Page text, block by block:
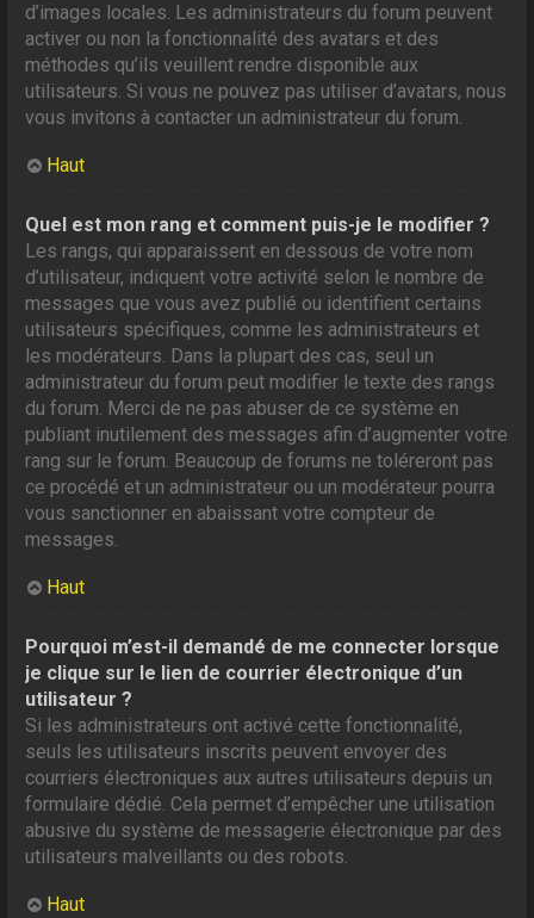
d’images locales. Les administrateurs du forum peuvent
activer ou non la fonctionnalité des avatars et des
méthodes qu’ils veuillent rendre disponible aux
utilisateurs. Si vous ne pouvez pas utiliser d’avatars, nous
vous invitons à contacter un administrateur du forum.
Haut
Quel est mon rang et comment puis-je le modifier ?
Les rangs, qui apparaissent en dessous de votre nom
d’utilisateur, indiquent votre activité selon le nombre de
messages que vous avez publié ou identifient certains
utilisateurs spécifiques, comme les administrateurs et
les modérateurs. Dans la plupart des cas, seul un
administrateur du forum peut modifier le texte des rangs
du forum. Merci de ne pas abuser de ce système en
publiant inutilement des messages afin d’augmenter votre
rang sur le forum. Beaucoup de forums ne toléreront pas
ce procédé et un administrateur ou un modérateur pourra
vous sanctionner en abaissant votre compteur de
messages.
Haut
Pourquoi m’est-il demandé de me connecter lorsque
je clique sur le lien de courrier électronique d’un
utilisateur ?
Si les administrateurs ont activé cette fonctionnalité,
seuls les utilisateurs inscrits peuvent envoyer des
courriers électroniques aux autres utilisateurs depuis un
formulaire dédié. Cela permet d’empêcher une utilisation
abusive du système de messagerie électronique par des
utilisateurs malveillants ou des robots.
Haut